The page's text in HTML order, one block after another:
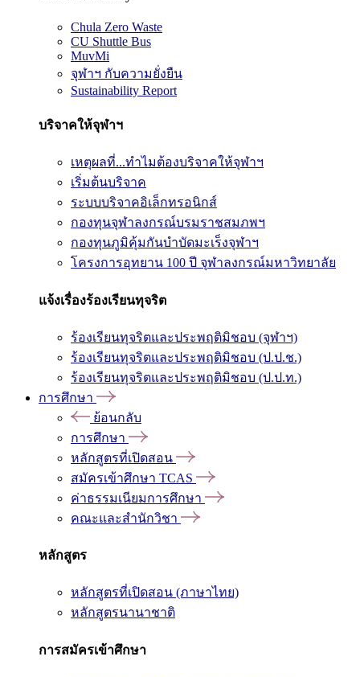
Chula Zero Waste
CU Shuttle Bus
MuvMi
จุฬาฯ กับความยั่งยืน
Sustainability Report
บริจาคให้จุฬาฯ
เหตุผลที่...ทำไมต้องบริจาคให้จุฬาฯ
เริ่มต้นบริจาค
ระบบบริจาคอิเล็กทรอนิกส์
กองทุนจุฬาลงกรณ์บรมราชสมภพฯ
กองทุนภูมิคุ้มกันบำบัดมะเร็งจุฬาฯ
โครงการอุทยาน 100 ปี จุฬาลงกรณ์มหาวิทยาลัย
แจ้งเรื่องร้องเรียนทุจริต
ร้องเรียนทุจริตและประพฤติมิชอบ (จุฬาฯ)
ร้องเรียนทุจริตและประพฤติมิชอบ (ป.ป.ช.)
ร้องเรียนทุจริตและประพฤติมิชอบ (ป.ป.ท.)
การศึกษา
ย้อนกลับ
การศึกษา
หลักสูตรที่เปิดสอน
สมัครเข้าศึกษา TCAS
ค่าธรรมเนียมการศึกษา
คณะและสำนักวิชา
หลักสูตร
หลักสูตรที่เปิดสอน (ภาษาไทย)
หลักสูตรนานาชาติ
การสมัครเข้าศึกษา